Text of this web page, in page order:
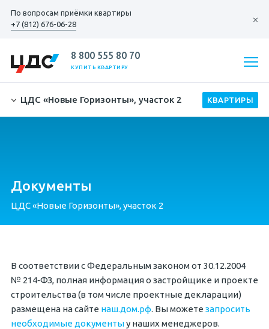
По вопросам приёмки квартиры
+7 (812) 676-06-28
8 800 555 80 70
КУПИТЬ КВАРТИРУ
Документы
ЦДС «Новые Горизонты», участок 2
ЦДС «Новые Горизонты», участок 2
В соответствии с Федеральным законом от 30.12.2004
№ 214‐ФЗ, полная информация о застройщике и проекте
строительства (в том числе проектные декларации)
размещена на сайте наш.дом.рф. Вы можете запросить
необходимые документыу наших менеджеров.